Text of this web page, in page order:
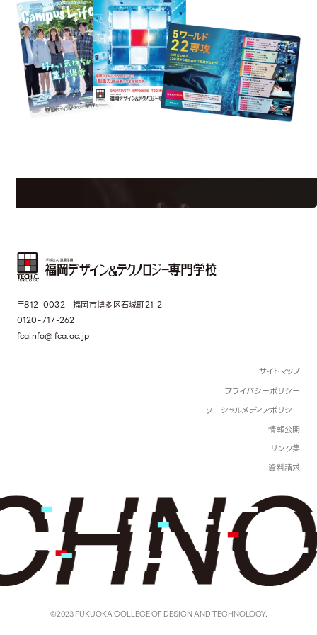
Information
〒812-0032 福岡市博多区石城町21-2
0120-717-262
fcainfo@fca.ac.jp
サイトマップ
プライバシーポリシー
ソーシャルメディアポリシー
情報公開
リンク集
資料請求
©2023 FUKUOKA COLLEGE OF DESIGN AND TECHNOLOGY.